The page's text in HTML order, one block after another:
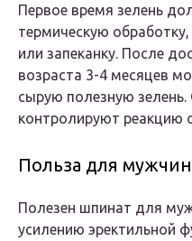
Первое время зелень
термическую
или запеканку. После
возраста 3-4 месяцев
сырую полезную зелень.
контролируют реакцию
Польза для мужчин
Полезен шпинат для
усилению эректильной